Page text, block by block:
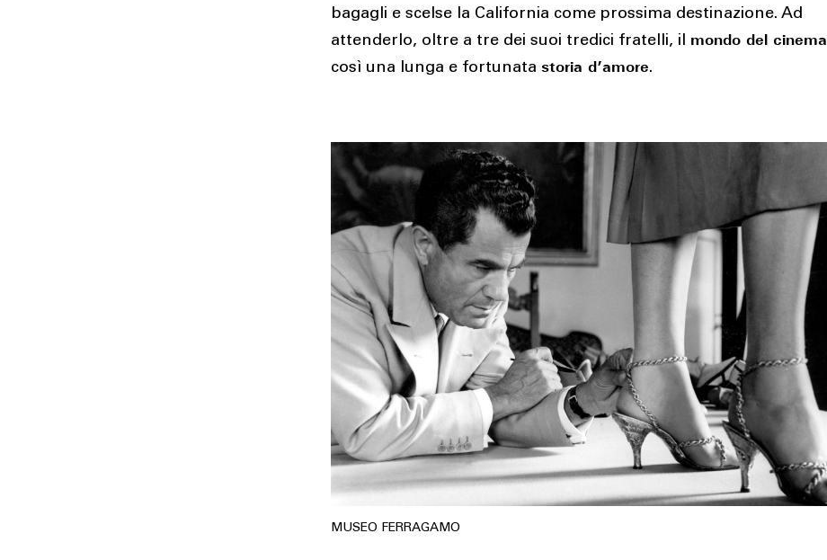
bagagli e scelse la California come prossima destinazione. Ad
attenderlo, oltre a tre dei suoi tredici fratelli, il mondo del cinema
così una lunga e fortunatastoria d’amore.
MUSEO FERRAGAMO